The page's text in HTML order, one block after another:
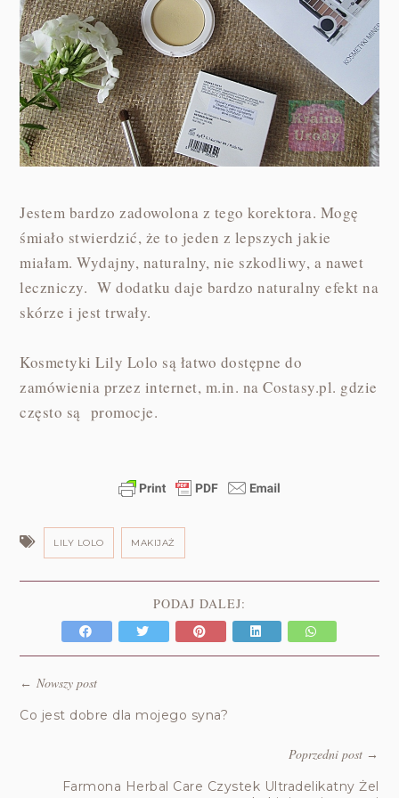
Jestem bardzo zadowolona z tego korektora. Mogę
śmiało stwierdzić, że to jeden z lepszych jakie
miałam. Wydajny, naturalny, nie szkodliwy, a nawet
leczniczy. W dodatku daje bardzo naturalny efekt na
skórze i jest trwały.
Kosmetyki Lily Lolo są łatwo dostępne do
zamówienia przez internet, m.in. na Costasy.pl. gdzie
często są promocje.
LILY LOLO MAKIJAŻ
PODAJ DALEJ:
←Nowszy post
Co jest dobre dla mojego syna?
Poprzedni post→
Farmona Herbal Care Czystek Ultradelikatny Żel